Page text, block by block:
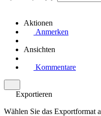
Aktionen
Anmerken
Ansichten
Kommentare
Exportieren
Wählen Sie das Exportformat